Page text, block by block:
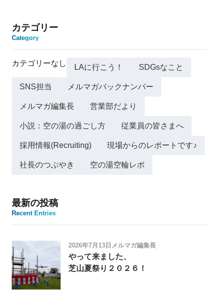
カテゴリー
Category
カテゴリーなし LAに行こう！ SDGsなこと
SNS担当 メルマガバックナンバー
メルマガ編集長 営業部だより
小説：空の湯の過ごし方 従業員の皆さまへ
採用情報(Recruiting) 現場からのレポートです♪
社長のつぶやき 空の湯空輪レポ
最新の投稿
Recent Entries
2026年7月13日 メルマガ編集長
やって来ました、
芝山夏祭り２０２６！